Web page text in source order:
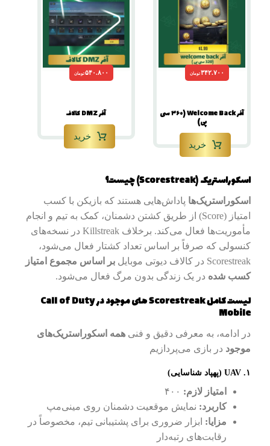
آفر Welcome Back (۳۶۰ سی
پی)
۳۴۲.۷۰۰تومان
خرید
آفر DMZ کالاف
۵۴۰.۸۰۰تومان
خرید
اسکوراستریک (Scorestreak) چیست؟
اسکوراستریک‌ها پاداش‌هایی هستند که بازیکن با کسب
امتیاز (Score) از طریق کشتن دشمنان، کمک به تیم و انجام
مأموریت‌ها فعال می‌کند. برخلاف Killstreak در نسخه‌های
کنسولی که صرفاً بر اساس تعداد کشتار فعال می‌شود،
Scorestreak در کالاف دیوتی موبایل
بر اساس مجموع امتیاز
کسب‌ شده در یک زندگی بدون مرگ فعال می‌شود.
لیست کامل Scorestreak های موجود در Call of Duty
Mobile
در ادامه، به معرفی دقیق و فنیهمه اسکوراستریک‌های
موجود در بازی می‌پردازیم
۱. UAV (پهپاد شناسایی)
امتیاز لازم:
کاربرد: نمایش موقعیت دشمنان روی مینی‌مپ
مزایا: ابزار ضروری برای پشتیبانی تیم، مخصوصاً در
رقابت‌های رتبه‌دار